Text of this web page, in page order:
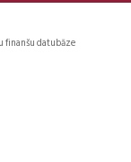
finanšu datubāze